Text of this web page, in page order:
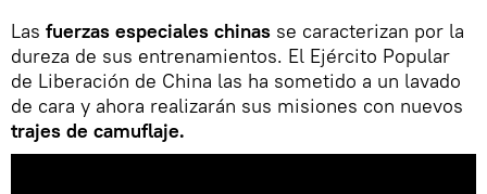
Las fuerzas especiales chinas se caracterizan por la
dureza de sus entrenamientos. El Ejército Popular
de Liberación de China las ha sometido a un lavado
de cara y ahora realizarán sus misiones con nuevos
trajes de camuflaje.